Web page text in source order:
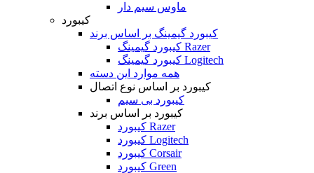
ماوس سیم دار
کیبورد
کیبورد گیمینگ بر اساس برند
کیبورد گیمینگ Razer
کیبورد گیمینگ Logitech
همه موارد این دسته
کیبورد بر اساس نوع اتصال
کیبورد بی سیم
کیبورد بر اساس برند
کیبورد Razer
کیبورد Logitech
کیبورد Corsair
کیبورد Green